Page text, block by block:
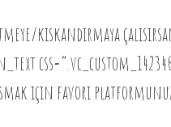
kıskandırmaya
için favori